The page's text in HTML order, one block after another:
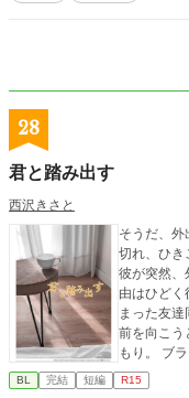
けたらと
28
君と踏み出す
西沢きさと
そうだ、外
切れ、ひき
彼が突然、
由はひどく後ろ向
まった友
前を向こうとす
もり。 ブ
BL 完結 短編 R15